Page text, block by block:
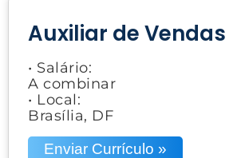
Auxiliar de Vendas
• Salário:
A combinar
• Local:
Brasília, DF
Enviar Currículo »